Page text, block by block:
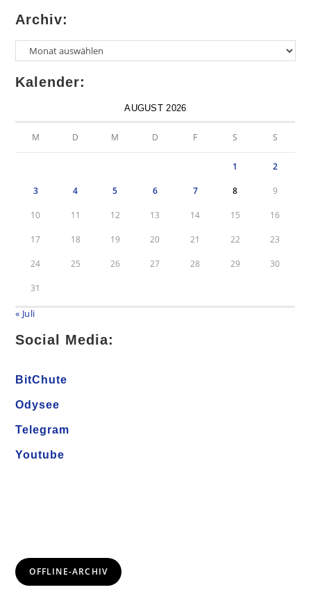
Archiv:
Kalender:
AUGUST 2026
M D M D F S S
1 2
3 4 5 6 7 8 9
10 11 12 13 14 15 16
17 18 19 20 21 22 23
24 25 26 27 28 29 30
31
« Juli
Social Media:
BitChute
Odysee
Telegram
Youtube
OFFLINE-ARCHIV